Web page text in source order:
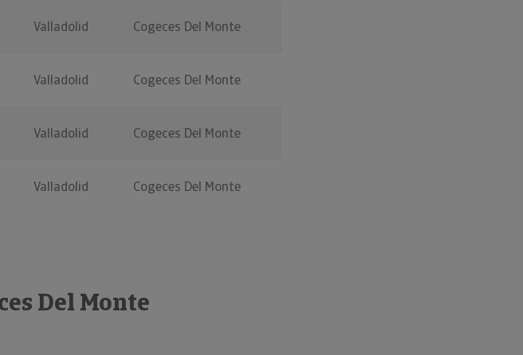
Valladolid Cogeces Del Monte
Valladolid Cogeces Del Monte
Valladolid Cogeces Del Monte
Valladolid Cogeces Del Monte
Del Monte